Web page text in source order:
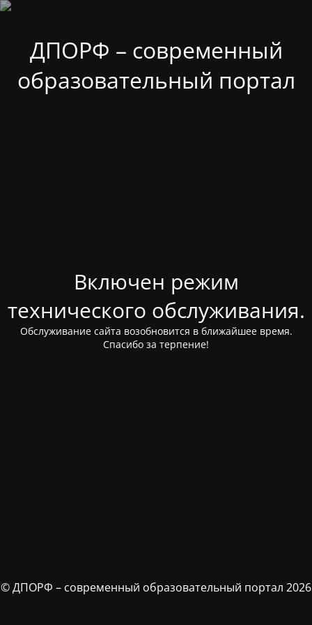
ДПОРФ – современный
образовательный портал
Включен режим
технического обслуживания.
Обслуживание сайта возобновится в ближайшее время.
Спасибо за терпение!
© ДПОРФ – современный образовательный портал 2026